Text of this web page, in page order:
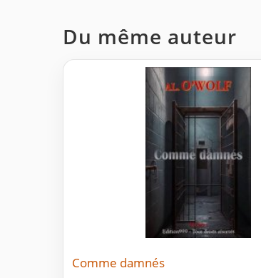
Du même auteur
Comme damnés